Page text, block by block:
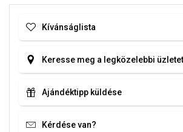
Kívánságlista
Keresse meg a legközelebbi üzletet
Ajándéktipp küldése
Kérdése van?